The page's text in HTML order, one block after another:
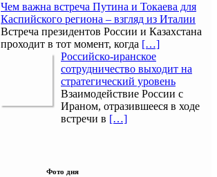
Чем важна встреча Путина и Токаева для
Каспийского региона – взгляд из Италии
Встреча президентов России и Казахстана
проходит в тот момент, когда […]
Российско-иранское
сотрудничество выходит на
стратегический уровень
Взаимодействие России с
Ираном, отразившееся в ходе
встречи в […]
Фото дня